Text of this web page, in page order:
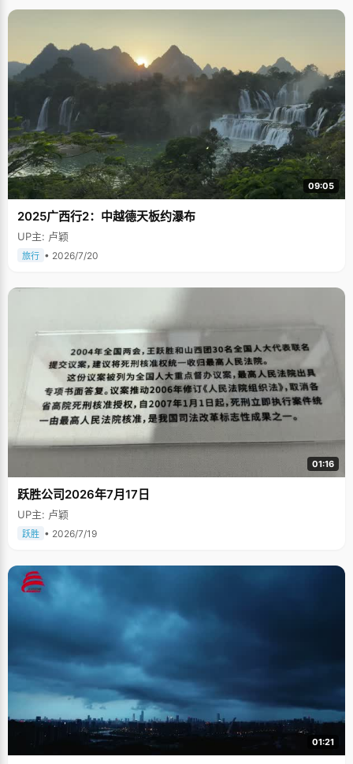
09:05
2025广西行2：中越德天板约瀑布
UP主: 卢颖
旅行 • 2026/7/20
01:16
跃胜公司2026年7月17日
UP主: 卢颖
跃胜 • 2026/7/19
01:21